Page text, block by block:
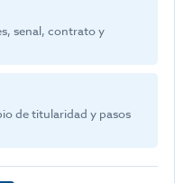
senal, contrato y
de titularidad y pasos